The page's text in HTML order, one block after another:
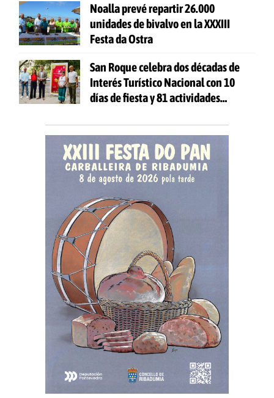
Noalla prevé repartir 26.000
unidades de bivalvo en la XXXIII
Festa da Ostra
San Roque celebra dos décadas de
Interés Turístico Nacional con 10
días de fiesta y 81 actividades